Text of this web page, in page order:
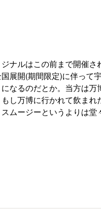
ナルはこの前まで開催さ
展開(期間限定)に伴って
なるのだとか。当方は万
し万博に行かれて飲まれ
ムージーというよりは堂